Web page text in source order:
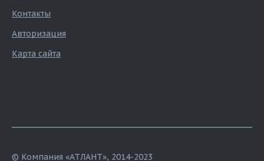
Контакты
Авторизация
Карта сайта
© Компания «АТЛАНТ», 2014-2023